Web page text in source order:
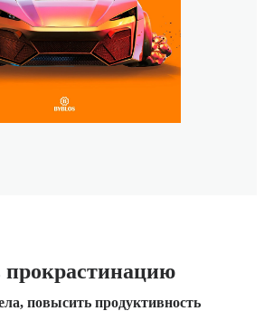
прокрастинацию
повысить продуктивность